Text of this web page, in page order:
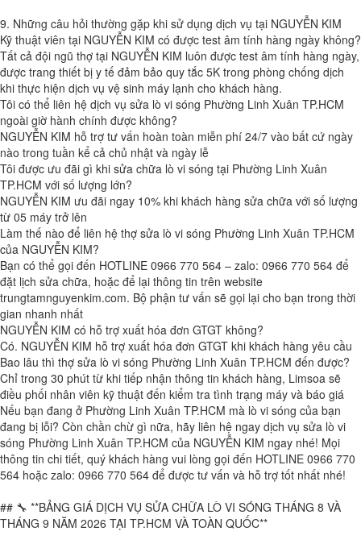
9. Những câu hỏi thường gặp khi sử dụng dịch vụ tại NGUYỄN KIM
Kỹ thuật viên tại NGUYỄN KIM có được test âm tính hàng ngày không?
Tất cả đội ngũ thợ tại NGUYỄN KIM luôn được test âm tính hàng ngày,
được trang thiết bị y tế đảm bảo quy tắc 5K trong phòng chống dịch
khi thực hiện dịch vụ vệ sinh máy lạnh cho khách hàng.
Tôi có thể liên hệ dịch vụ sửa lò vi sóng Phường Linh Xuân TP.HCM
ngoài giờ hành chính được không?
NGUYỄN KIM hỗ trợ tư vấn hoàn toàn miễn phí 24/7 vào bất cứ ngày
nào trong tuần kể cả chủ nhật và ngày lễ
Tôi được ưu đãi gì khi sửa chữa lò vi sóng tại Phường Linh Xuân
TP.HCM với số lượng lớn?
NGUYỄN KIM ưu đãi ngay 10% khi khách hàng sửa chữa với số lượng
từ 05 máy trở lên
Làm thế nào để liên hệ thợ sửa lò vi sóng Phường Linh Xuân TP.HCM
của NGUYỄN KIM?
Bạn có thể gọi đến HOTLINE 0966 770 564 – zalo: 0966 770 564 để
đặt lịch sửa chữa, hoặc để lại thông tin trên website
trungtamnguyenkim.com. Bộ phận tư vấn sẽ gọi lại cho bạn trong thời
gian nhanh nhất
NGUYỄN KIM có hỗ trợ xuất hóa đơn GTGT không?
Có. NGUYỄN KIM hỗ trợ xuất hóa đơn GTGT khi khách hàng yêu cầu
Bao lâu thì thợ sửa lò vi sóng Phường Linh Xuân TP.HCM đến được?
Chỉ trong 30 phút từ khi tiếp nhận thông tin khách hàng, Limsoa sẽ
điều phối nhân viên kỹ thuật đến kiểm tra tình trạng máy và báo giá
Nếu bạn đang ở Phường Linh Xuân TP.HCM mà lò vi sóng của bạn
đang bị lỗi? Còn chần chừ gì nữa, hãy liên hệ ngay dịch vụ sửa lò vi
sóng Phường Linh Xuân TP.HCM của NGUYỄN KIM ngay nhé! Mọi
thông tin chi tiết, quý khách hàng vui lòng gọi đến HOTLINE 0966 770
564 hoặc zalo: 0966 770 564 để được tư vấn và hỗ trợ tốt nhất nhé!
## 🔧 **BẢNG GIÁ DỊCH VỤ SỬA CHỮA LÒ VI SÓNG THÁNG 8 VÀ
THÁNG 9 NĂM 2026 TẠI TP.HCM VÀ TOÀN QUỐC**